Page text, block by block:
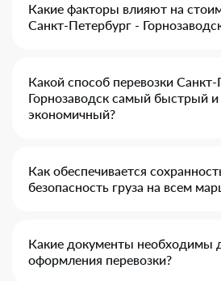
Какие факторы влияют на
Санкт-Петербург -
Какой способ перевозки
Горнозаводск самый быстрый
экономичный?
Как обеспечивается
безопасность груза на всем
Какие документы необходимы
оформления перевозки?